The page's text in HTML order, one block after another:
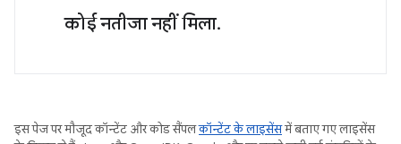
कोई नतीजा नहीं मिला.
इस पेज पर मौजूद कॉन्टेंट और कोड सैंपलकॉन्टेंट के लाइसेंसमें बताए गए लाइसेंस